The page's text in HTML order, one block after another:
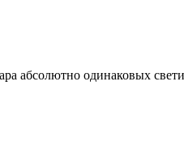
абсолютно одинаковых